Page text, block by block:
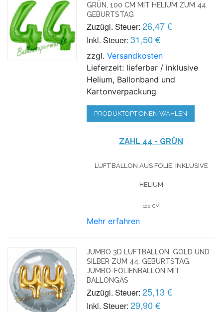
GRÜN, 100 CM MIT HELIUM ZUM 44.
GEBURTSTAG
Zuzügl. Steuer: 26,47 €
Inkl. Steuer: 31,50 €
zzgl.Versandkosten
Lieferzeit: lieferbar / inklusive
Helium, Ballonband und
Kartonverpackung
PRODUKTOPTIONEN WÄHLEN
ZAHL 44 - GRÜN
LUFTBALLON AUS FOLIE, INKLUSIVE
HELIUM
100 CM
Mehr erfahren
JUMBO 3D LUFTBALLON, GOLD UND
SILBER ZUM 44. GEBURTSTAG,
JUMBO-FOLIENBALLON MIT
BALLONGAS
Zuzügl. Steuer: 25,13 €
Inkl. Steuer: 29,90 €